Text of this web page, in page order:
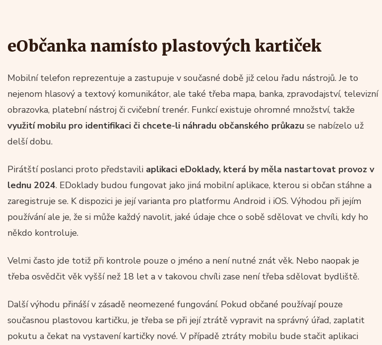
eObčanka namísto plastových kartiček
Mobilní telefon reprezentuje a zastupuje v současné době již celou řadu nástrojů. Je to
nejenom hlasový a textový komunikátor, ale také třeba mapa, banka, zpravodajství, televizní
obrazovka, platební nástroj či cvičební trenér. Funkcí existuje ohromné množství, takže
využití mobilu pro identifikaci či chcete-li náhradu občanského průkazu se nabízelo už
delší dobu.
Pirátští poslanci proto představili aplikaci eDoklady, která by měla nastartovat provoz v
lednu 2024. EDoklady budou fungovat jako jiná mobilní aplikace, kterou si občan stáhne a
zaregistruje se. K dispozici je její varianta pro platformu Android i iOS. Výhodou při jejím
používání ale je, že si může každý navolit, jaké údaje chce o sobě sdělovat ve chvíli, kdy ho
někdo kontroluje.
Velmi často jde totiž při kontrole pouze o jméno a není nutné znát věk. Nebo naopak je
třeba osvědčit věk vyšší než 18 let a v takovou chvíli zase není třeba sdělovat bydliště.
Další výhodu přináší v zásadě neomezené fungování. Pokud občané používají pouze
současnou plastovou kartičku, je třeba se při její ztrátě vypravit na správný úřad, zaplatit
pokutu a čekat na vystavení kartičky nové. V případě ztráty mobilu bude stačit aplikaci